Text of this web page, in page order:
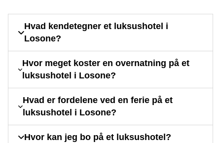
Hvad kendetegner et luksushotel i
Losone?
Hvor meget koster en overnatning på et
luksushotel i Losone?
Hvad er fordelene ved en ferie på et
luksushotel i Losone?
Hvor kan jeg bo på et luksushotel?